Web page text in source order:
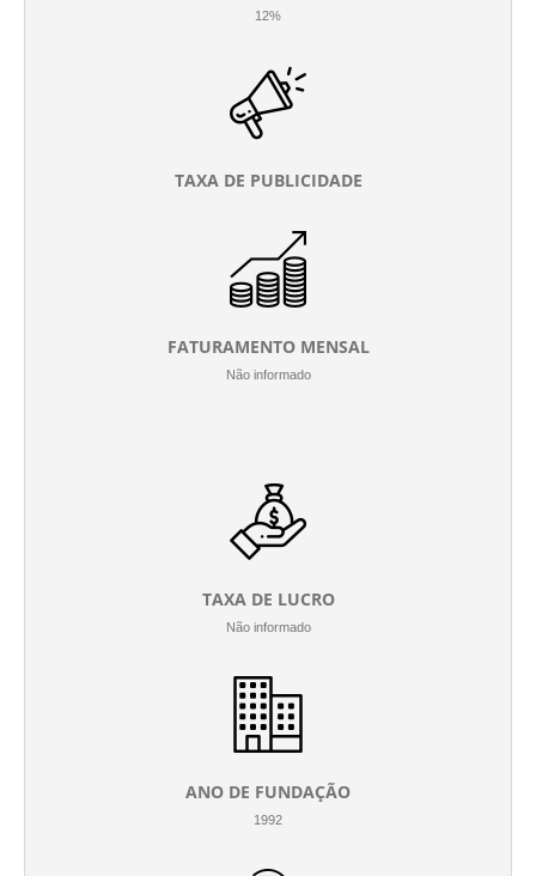
12%
TAXA DE PUBLICIDADE
FATURAMENTO MENSAL
Não informado
TAXA DE LUCRO
Não informado
ANO DE FUNDAÇÃO
1992